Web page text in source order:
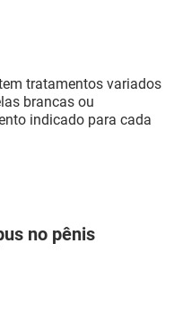
tratamentos variados
brancas ou
indicado para cada
no pênis